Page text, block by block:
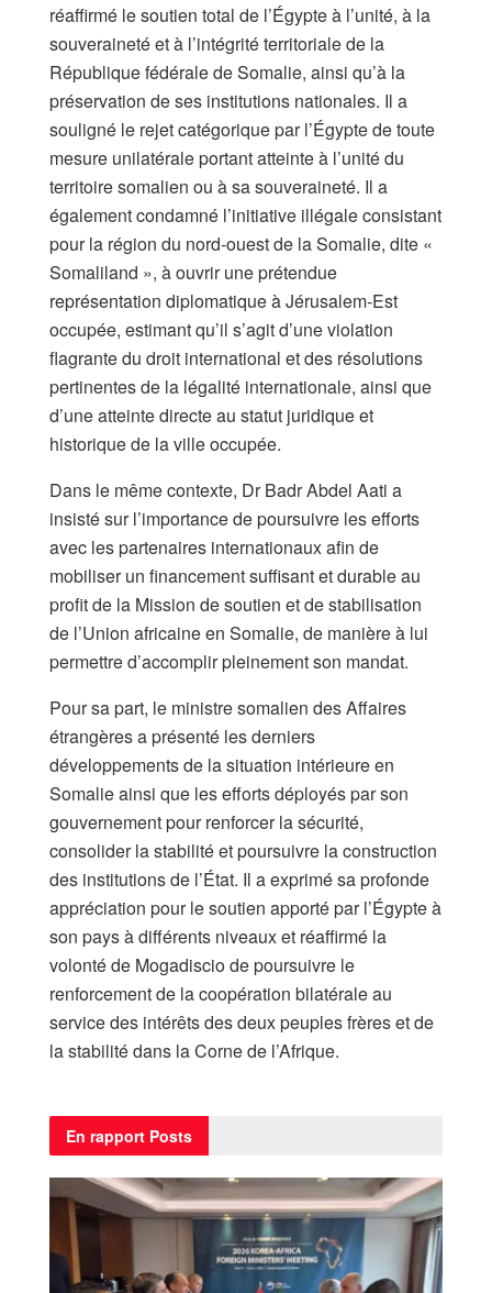
réaffirmé le soutien total de l’Égypte à l’unité, à la
souveraineté et à l’intégrité territoriale de la
République fédérale de Somalie, ainsi qu’à la
préservation de ses institutions nationales. Il a
souligné le rejet catégorique par l’Égypte de toute
mesure unilatérale portant atteinte à l’unité du
territoire somalien ou à sa souveraineté. Il a
également condamné l’initiative illégale consistant
pour la région du nord-ouest de la Somalie, dite «
Somaliland », à ouvrir une prétendue
représentation diplomatique à Jérusalem-Est
occupée, estimant qu’il s’agit d’une violation
flagrante du droit international et des résolutions
pertinentes de la légalité internationale, ainsi que
d’une atteinte directe au statut juridique et
historique de la ville occupée.
Dans le même contexte, Dr Badr Abdel Aati a
insisté sur l’importance de poursuivre les efforts
avec les partenaires internationaux afin de
mobiliser un financement suffisant et durable au
profit de la Mission de soutien et de stabilisation
de l’Union africaine en Somalie, de manière à lui
permettre d’accomplir pleinement son mandat.
Pour sa part, le ministre somalien des Affaires
étrangères a présenté les derniers
développements de la situation intérieure en
Somalie ainsi que les efforts déployés par son
gouvernement pour renforcer la sécurité,
consolider la stabilité et poursuivre la construction
des institutions de l’État. Il a exprimé sa profonde
appréciation pour le soutien apporté par l’Égypte à
son pays à différents niveaux et réaffirmé la
volonté de Mogadiscio de poursuivre le
renforcement de la coopération bilatérale au
service des intérêts des deux peuples frères et de
la stabilité dans la Corne de l’Afrique.
En rapport Posts